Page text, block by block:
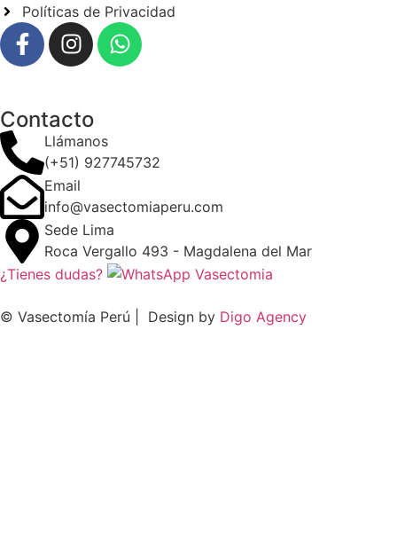
Políticas de Privacidad
Contacto
Llámanos
(+51) 927745732
Email
info@vasectomiaperu.com
Sede Lima
Roca Vergallo 493 - Magdalena del Mar
¿Tienes dudas?
© Vasectomía Perú | Design by Digo Agency